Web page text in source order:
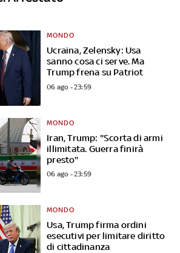
Ucraina, Zelensky: Usa
sanno cosa ci serve. Ma
Trump frena su Patriot
MONDO
06 ago - 23:59
Iran, Trump: "Scorta di armi
illimitata. Guerra finirà
presto"
MONDO
06 ago - 23:59
Usa, Trump firma ordini
esecutivi per limitare diritto
di cittadinanza
MONDO